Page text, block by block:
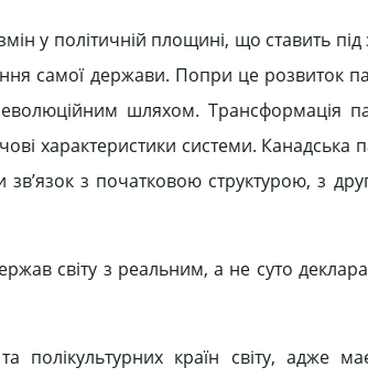
у політичній площині, що ставить під
самої держави. Попри це розвиток
шляхом. Трансформація
характеристики системи. Канадська
з початковою структурою, з
світу з реальним, а не суто
полікультурних країн світу, адже